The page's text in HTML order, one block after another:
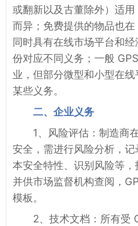
或翻新以及古董除外）适
而异；免费提供的物品也
同时具有在线市场平台和
份对应不同义务；一般
业，但部分微型和小型在
某些义务。
二、企业义务
1、风险评估：制造商
安全，需进行风险分析，
本安全特性、识别风险等
并供市场监督机构查阅，
模板。
2、技术文档：所有受